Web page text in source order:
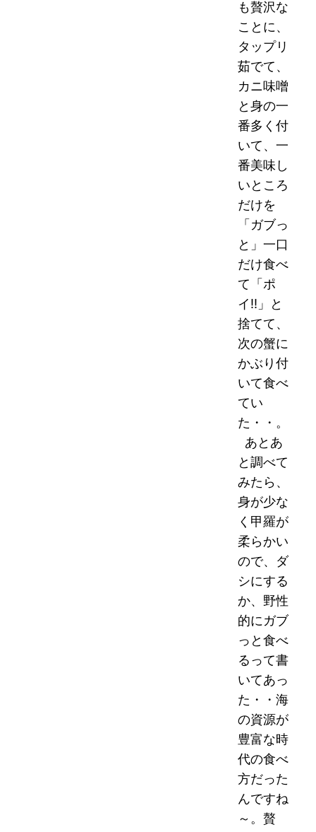
も贅沢な
ことに、
タップリ
茹でて、
カニ味噌
と身の一
番多く付
いて、一
番美味し
いところ
だけを
「ガブっ
と」一口
だけ食べ
て「ポ
イ!!」と
捨てて、
次の蟹に
かぶり付
いて食べ
てい
た・・。
あとあ
と調べて
みたら、
身が少な
く甲羅が
柔らかい
ので、ダ
シにする
か、野性
的にガブ
っと食べ
るって書
いてあっ
た・・海
の資源が
豊富な時
代の食べ
方だった
んですね
～。贅